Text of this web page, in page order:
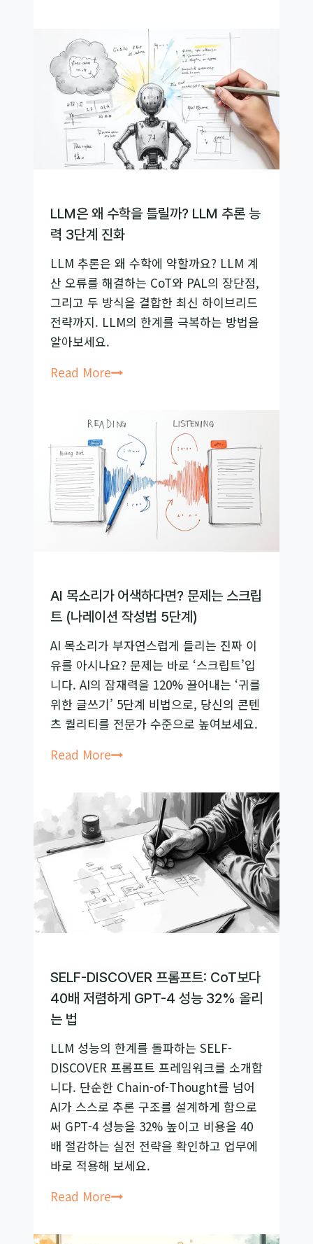
트
캔
버
스
가
이
드:
아
닌
‘설
계’로
AI
답
변
꾸
법
LLM은 왜 수학을 틀릴까? LLM 추론 능
력 3단계 진화
LLM 추론은 왜 수학에 약할까요? LLM 계
산 오류를 해결하는 CoT와 PAL의 장단점,
그리고 두 방식을 결합한 최신 하이브리드
전략까지. LLM의 한계를 극복하는 방법을
알아보세요.
Read MoreLLM
수
학
을
틀
릴
까?
론
능
력
3
단
계
진
화
AI 목소리가 어색하다면? 문제는 스크립
트 (나레이션 작성법 5단계)
AI 목소리가 부자연스럽게 들리는 진짜 이
유를 아시나요? 문제는 바로 ‘스크립트’입
니다. AI의 잠재력을 120% 끌어내는 ‘귀를
위한 글쓰기’ 5단계 비법으로, 당신의 콘텐
츠 퀄리티를 전문가 수준으로 높여보세요.
Read MoreAI
소
가
색
하
다
면?
제
는
스
립
트
(나
레
이
션
작
법
SELF-DISCOVER 프롬프트: CoT보다
40배 저렴하게 GPT-4 성능 32% 올리
는 법
LLM 성능의 한계를 돌파하는 SELF-
DISCOVER 프롬프트 프레임워크를 소개합
니다. 단순한 Chain-of-Thought를 넘어
AI가 스스로 추론 구조를 설계하게 함으로
써 GPT-4 성능을 32% 높이고 비용을 40
배 절감하는 실전 전략을 확인하고 업무에
바로 적용해 보세요.
Read MoreSELF-